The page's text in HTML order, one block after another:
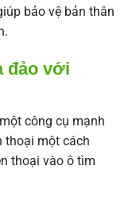
bảo vệ bản thân
đảo với
công cụ mạnh
thoại một cách
thoại vào ô tìm